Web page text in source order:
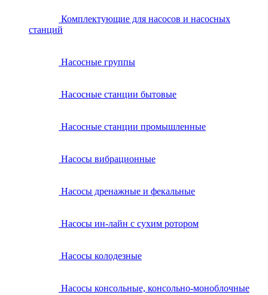
Комплектующие для насосов и насосных
станций
Насосные группы
Насосные станции бытовые
Насосные станции промышленные
Насосы вибрационные
Насосы дренажные и фекальные
Насосы ин-лайн с сухим ротором
Насосы колодезные
Насосы консольные, консольно-моноблочные